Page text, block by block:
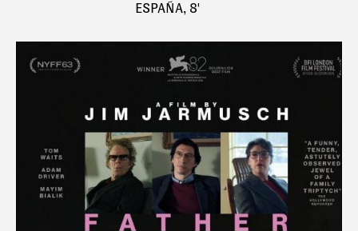
ESPAÑA, 8'